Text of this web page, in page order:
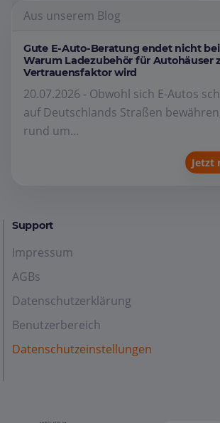
Aus unserem Blog
Gute E-Auto-Beratung endet nicht
Warum Ladezubehör für Autohäuser
Vertrauensfaktor wird
20.07.2026 - Obwohl sich E-Autos
auf Deutschlands Straßen
rund um...
Jetzt
Support
Impressum
AGBs
Datenschutzerklärung
Benutzerbereich
Datenschutzeinstellungen